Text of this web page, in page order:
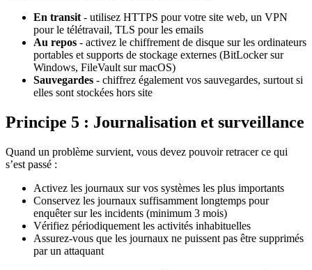
En transit - utilisez HTTPS pour votre site web, un VPN
pour le télétravail, TLS pour les emails
Au repos - activez le chiffrement de disque sur les ordinateurs
portables et supports de stockage externes (BitLocker sur
Windows, FileVault sur macOS)
Sauvegardes - chiffrez également vos sauvegardes, surtout si
elles sont stockées hors site
Principe 5 : Journalisation et surveillance
Quand un problème survient, vous devez pouvoir retracer ce qui
s’est passé :
Activez les journaux sur vos systèmes les plus importants
Conservez les journaux suffisamment longtemps pour
enquêter sur les incidents (minimum 3 mois)
Vérifiez périodiquement les activités inhabituelles
Assurez-vous que les journaux ne puissent pas être supprimés
par un attaquant